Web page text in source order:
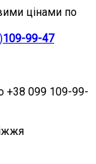
цінами по
109-99-47
+38 099 109-99-